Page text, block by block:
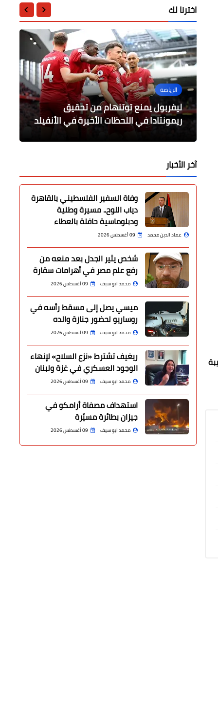
اخترنا لك
الرياضة
ليفربول يمنع توتنهام من تحقيق
ريمونتادا في اللحظات الأخيرة في الأنفيلد
الرياضة
مباراة الجنون في البريميرليج و 7 أهداف
نارية و ريمونتادا للتاريخ لم تكتمل
جامعات
إصدار مجلة علمية في مجال بحوث المرأة
و الإعلام
محافظات
محافظ الدقهلية : قطع المياه عن مركز
منية النصر لإجراء أعمال صيانة
الثقافة
الإجتماع برئيس الأوبرا والمدير الجديد
لمهرجان الموسيقى العربية لبحث ترتيبات
الدورة القادمة للمهرجان
آخر الأخبار
وفاة السفير الفلسطيني بالقاهرة
دياب اللوح.. مسيرة وطنية
ودبلوماسية حافلة بالعطاء
عماد الدين محمد 09 أغسطس 2026
شخص يثير الجدل بعد منعه من
رفع علم مصر في أهرامات سقارة
محمد ابو سيف 09 أغسطس 2026
ميسي يصل إلى مسقط رأسه في
روساريو لحضور جنازة والده
محمد ابو سيف 09 أغسطس 2026
ريغيف تشترط «نزع السلاح» لإنهاء
الوجود العسكري في غزة ولبنان
محمد ابو سيف 09 أغسطس 2026
استهداف مصفاة أرامكو في
جيزان بطائرة مسيّرة
محمد ابو سيف 09 أغسطس 2026